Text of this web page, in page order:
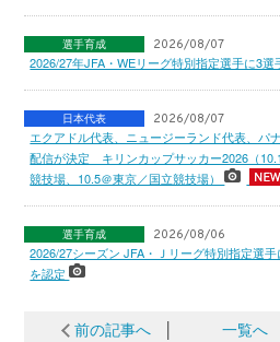
選手育成 2026/08/07
2026/27年JFA・WEリーグ特別指定選手に3
日本代表 2026/08/07
エクアドル代表、ニュージーランド代表、パ
配信が決定 キリンカップサッカー2026（
競技場、10.5＠東京／国立競技場）
選手育成 2026/08/06
2026/27シーズン JFA・Ｊリーグ特別指定選手
を認定
前の記事へ 一覧へ